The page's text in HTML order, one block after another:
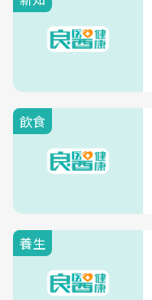
飲食
養生